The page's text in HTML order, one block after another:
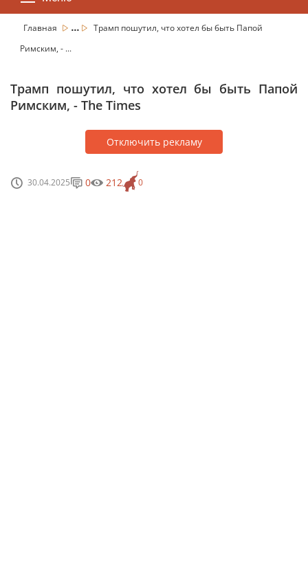
Главная ...
Трамп пошутил, что хотел бы быть Папой
Римским, - ...
Трамп пошутил, что хотел бы быть Папой
Римским, - The Times
Отключить рекламу
30.04.2025 0
0 212